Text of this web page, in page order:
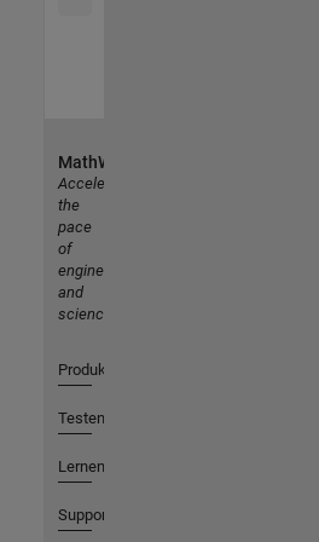
MathWorks
Accelerating
the
pace
of
engineering
and
science
Produkte
Testen oder Kaufen
Lernen
Support